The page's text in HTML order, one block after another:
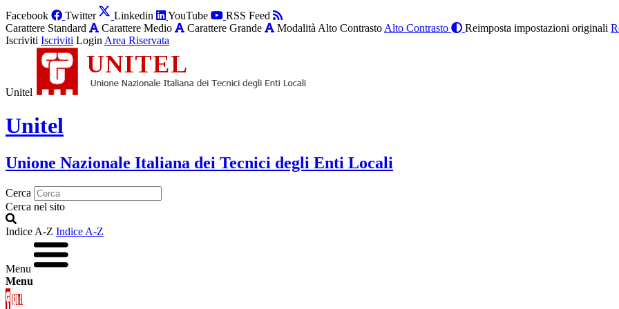
Facebook Twitter Linkedin YouTube
RSS Feed
Carattere Standard
Carattere Medio Carattere Grande Modalità Alto Contrasto Alto Contrasto Reimposta impostazioni originali
Iscriviti Iscriviti Login Area Riservata
Unitel
Unitel
Unione Nazionale Italiana dei Tecnici degli Enti Locali
Cerca
Cerca nel sito
Indice A-Z Indice A-Z
Menu
Menu